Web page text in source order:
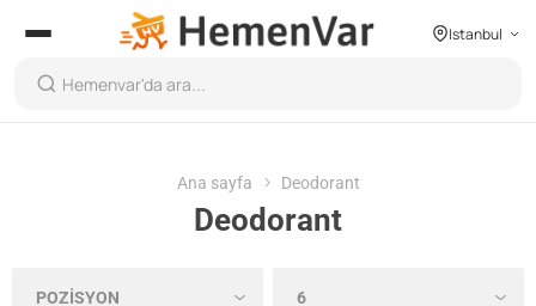
Istanbul
Ana sayfa Deodorant
Deodorant